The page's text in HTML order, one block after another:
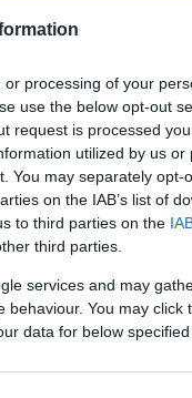
processing of your
use the below opt-out
request is processed
utilized by us or
You may separately opt-
on the IAB’s list of
to third parties on the
third parties.
services and may
behaviour. You may click
data for below